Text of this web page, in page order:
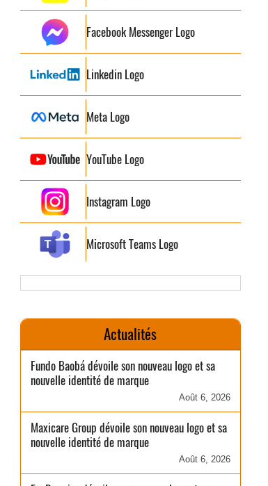
Facebook Messenger Logo
Linkedin Logo
Meta Logo
YouTube Logo
Instagram Logo
Microsoft Teams Logo
Actualités
Fundo Baobá dévoile son nouveau logo et sa
nouvelle identité de marque
Août 6, 2026
Maxicare Group dévoile son nouveau logo et sa
nouvelle identité de marque
Août 6, 2026